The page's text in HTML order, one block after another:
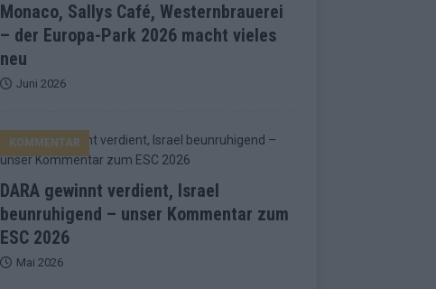
Monaco, Sallys Café, Westernbrauerei
– der Europa-Park 2026 macht vieles
neu
Juni 2026
DARA gewinnt verdient, Israel
beunruhigend – unser Kommentar zum
ESC 2026
KOMMENTAR
Mai 2026